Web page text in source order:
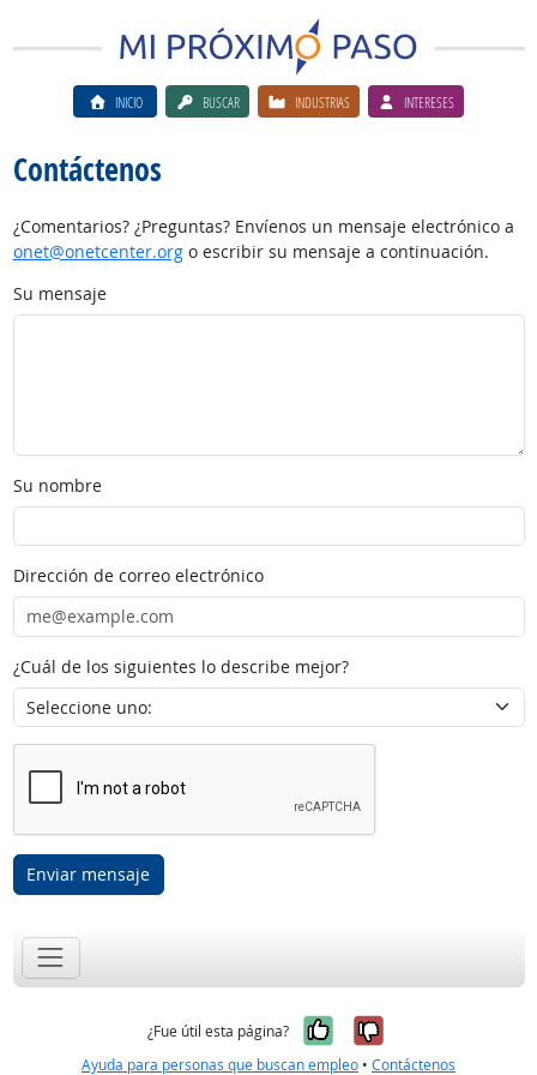
INICIO BUSCAR INDUSTRIAS INTERESES
Contáctenos
¿Comentarios? ¿Preguntas? Envíenos un mensaje electrónico a
onet@onetcenter.orgo escribir su mensaje a continuación.
Su mensaje
Su nombre
Dirección de correo electrónico
¿Cuál de los siguientes lo describe mejor?
Enviar mensaje
¿Fue útil esta página? Sí, fue útil
No, no fue
Ayuda para personas que buscan empleo • Contáctenos